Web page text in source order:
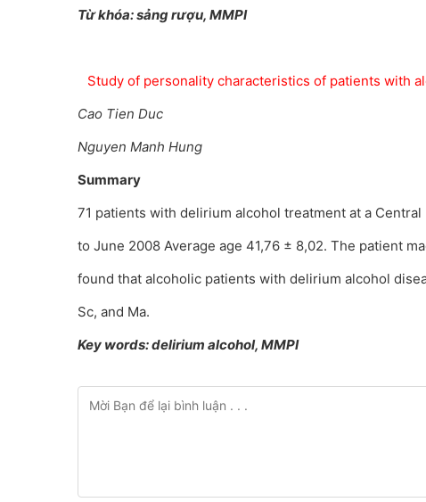
Từ khóa: sảng rượu, MMPI
Study of personality characteristics of patients with
Cao Tien Duc
Nguyen Manh Hung
Summary
71 patients with delirium alcohol treatment at a
to June 2008 Average age 41,76 ± 8,02. The patient
found that alcoholic patients with delirium alcohol
Sc, and Ma.
Key words: delirium alcohol, MMPI